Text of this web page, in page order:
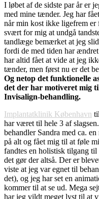
I løbet af de sidste par år er
med mine tænder. Jeg har
når min kost ikke ligefrem
svært for mig at undgå
tandlæge bemærket at jeg
fordi de med tiden har
har altid fået at vide at jeg
tænder, men først nu er det
Og netop det funktionelle
det der har motiveret mig
Invisalign-behandling.
Implantatklinik København
har været til hele 3 af
behandler Sandra med ca.
på alt og fået mig til at føle
fandtes en holistisk tilgang
det gør der altså. Der er
viste at jeg var egnet til
det), og jeg har set en
kommer til at se ud. Mega
har jeg vildt meget lyst til at